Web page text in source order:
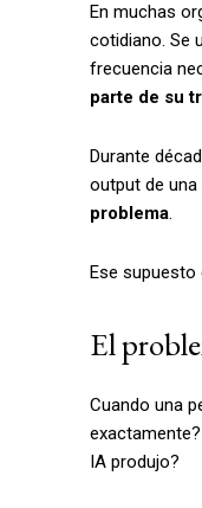
En muchas
cotidiano. Se
frecuencia
parte de su
Durante
output de una
problema.
Ese supuesto
El
Cuando una
IA produjo?